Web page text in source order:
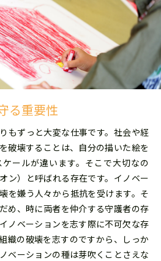
る重要性
もずっと大変な仕事です。社会や経
破壊することは、自分の描いた絵を
ールが違います。そこで大切なの
ン）と呼ばれる存在です。イノベー
を嫌う人々から抵抗を受けます。そ
め、時に両者を仲介する守護者の存
ノベーションを志す際に不可欠な存
織の破壊を志すのですから、しっか
ベーションの種は芽吹くことさえな